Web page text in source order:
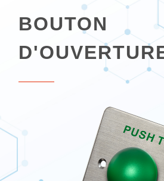
BOUTON